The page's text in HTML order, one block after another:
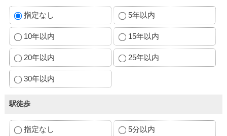
指定なし 5年以内
10年以内 15年以内
20年以内 25年以内
30年以内
駅徒歩
指定なし 5分以内